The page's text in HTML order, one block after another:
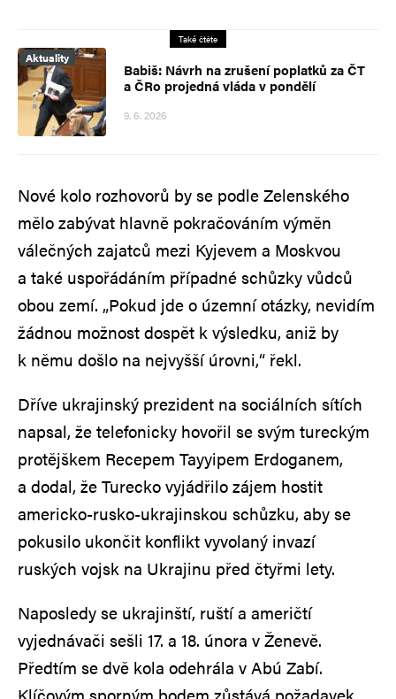
Také čtěte
Aktuality
Babiš: Návrh na zrušení poplatků za ČT
a ČRo projedná vláda v pondělí
9. 6. 2026
Nové kolo rozhovorů by se podle Zelenského
mělo zabývat hlavně pokračováním výměn
válečných zajatců mezi Kyjevem a Moskvou
a také uspořádáním případné schůzky vůdců
obou zemí. „Pokud jde o územní otázky, nevidím
žádnou možnost dospět k výsledku, aniž by
k němu došlo na nejvyšší úrovni,“ řekl.
Dříve ukrajinský prezident na sociálních sítích
napsal, že telefonicky hovořil se svým tureckým
protějškem Recepem Tayyipem Erdoganem,
a dodal, že Turecko vyjádřilo zájem hostit
americko-rusko-ukrajinskou schůzku, aby se
pokusilo ukončit konflikt vyvolaný invazí
ruských vojsk na Ukrajinu před čtyřmi lety.
Naposledy se ukrajinští, ruští a američtí
vyjednávači sešli 17. a 18. února v Ženevě.
Předtím se dvě kola odehrála v Abú Zabí.